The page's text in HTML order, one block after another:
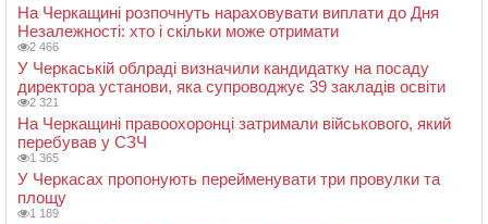
На Черкащині розпочнуть нараховувати виплати до Дня
Незалежності: хто і скільки може отримати
2 466
У Черкаській облраді визначили кандидатку на посаду
директора установи, яка супроводжує 39 закладів освіти
2 321
На Черкащині правоохоронці затримали військового, який
перебував у СЗЧ
1 365
У Черкасах пропонують перейменувати три провулки та
площу
1 189